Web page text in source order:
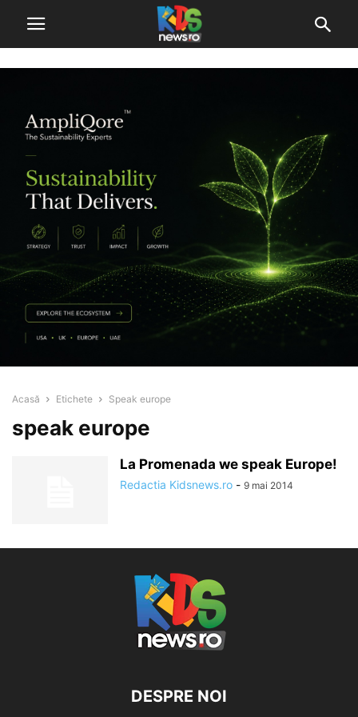
Acasă Etichete Speak europe
speak europe
La Promenada we speak Europe!
Redactia Kidsnews.ro - 9 mai 2014
DESPRE NOI